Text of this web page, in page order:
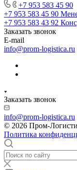
+7 953 583 45 90
+7 953 583 45 90
+7 953 583 43 92
Заказать звонок
E-mail
info@prom-logistica.ru
Заказать звонок
info@prom-logistica.ru
© 2026 Пром-
Политика